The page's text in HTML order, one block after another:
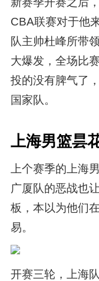
CBA联赛对于他
队主帅杜峰所带
大爆发，全场比
投的没有脾气了
国家队。
上海男篮昙
上个赛季的上海
广厦队的恶战也
板，本以为他们
易。
开赛三轮，上海